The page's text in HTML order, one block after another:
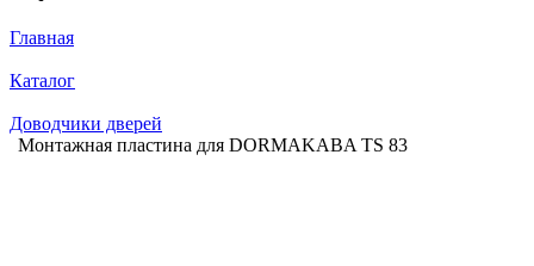
Главная
Каталог
Доводчики дверей
Монтажная пластина для DORMAKABA TS 83